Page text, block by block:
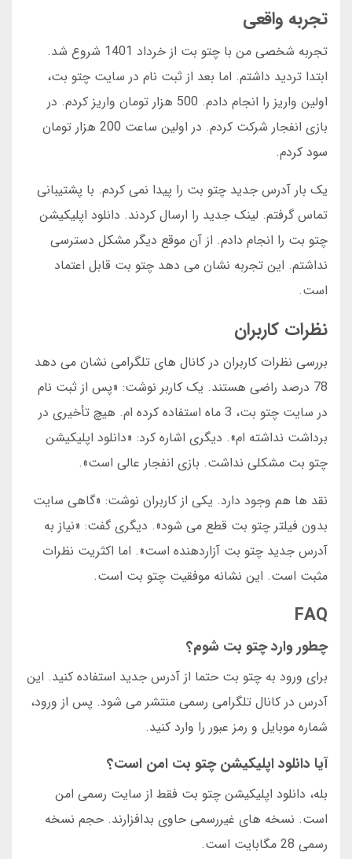
تجربه واقعی
تجربه شخصی من با چتو بت از خرداد 1401 شروع شد.
ابتدا تردید داشتم. اما بعد از ثبت نام در سایت چتو بت،
اولین واریز را انجام دادم. 500 هزار تومان واریز کردم. در
بازی انفجار شرکت کردم. در اولین ساعت 200 هزار تومان
سود کردم.
یک بار آدرس جدید چتو بت را پیدا نمی کردم. با پشتیبانی
تماس گرفتم. لینک جدید را ارسال کردند. دانلود اپلیکیشن
چتو بت را انجام دادم. از آن موقع دیگر مشکل دسترسی
نداشتم. این تجربه نشان می دهد چتو بت قابل اعتماد
است.
نظرات کاربران
بررسی نظرات کاربران در کانال های تلگرامی نشان می دهد
78 درصد راضی هستند. یک کاربر نوشت: «پس از ثبت نام
در سایت چتو بت، 3 ماه استفاده کرده ام. هیچ تأخیری در
برداشت نداشته ام». دیگری اشاره کرد: «دانلود اپلیکیشن
چتو بت مشکلی نداشت. بازی انفجار عالی است».
نقد ها هم وجود دارد. یکی از کاربران نوشت: «گاهی سایت
بدون فیلتر چتو بت قطع می شود». دیگری گفت: «نیاز به
آدرس جدید چتو بت آزاردهنده است». اما اکثریت نظرات
مثبت است. این نشانه موفقیت چتو بت است.
FAQ
چطور وارد چتو بت شوم؟
برای ورود به چتو بت حتما از آدرس جدید استفاده کنید. این
آدرس در کانال تلگرامی رسمی منتشر می شود. پس از ورود،
شماره موبایل و رمز عبور را وارد کنید.
آیا دانلود اپلیکیشن چتو بت امن است؟
بله، دانلود اپلیکیشن چتو بت فقط از سایت رسمی امن
است. نسخه های غیررسمی حاوی بدافزارند. حجم نسخه
رسمی 28 مگابایت است.